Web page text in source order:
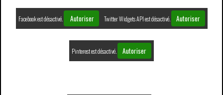
Facebook est désactivé. Autoriser Twitter Widgets API est désactivé. Autoriser
Pinterest est désactivé. Autoriser